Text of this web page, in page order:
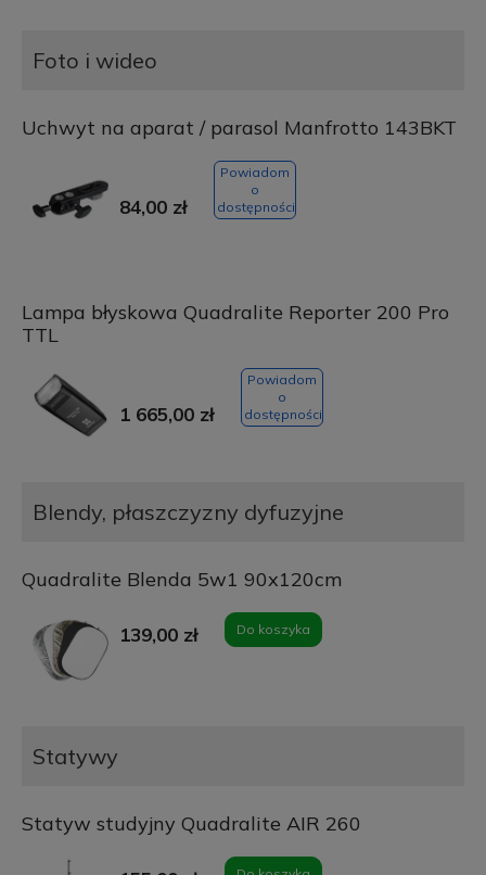
Foto i wideo
Uchwyt na aparat / parasol Manfrotto 143BKT
84,00 zł
Powiadom
o
dostępności
Lampa błyskowa Quadralite Reporter 200 Pro
TTL
1 665,00 zł
Powiadom
o
dostępności
Blendy, płaszczyzny dyfuzyjne
Quadralite Blenda 5w1 90x120cm
139,00 zł Do koszyka
Statywy
Statyw studyjny Quadralite AIR 260